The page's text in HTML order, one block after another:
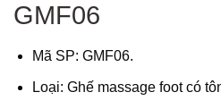
GMF06
Mã SP: GMF06.
Loại: Ghế massage foot có